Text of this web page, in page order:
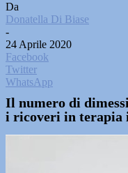
Da
Donatella Di Biase
-
24 Aprile 2020
Facebook
Twitter
WhatsApp
Il numero di
i ricoveri in terapia